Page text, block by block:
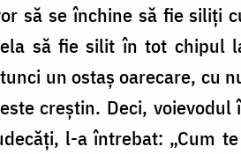
să se închine să fie siliți
să fie silit în tot chipul
un ostaș oarecare, cu
creștin. Deci,
l-a întrebat: „Cum